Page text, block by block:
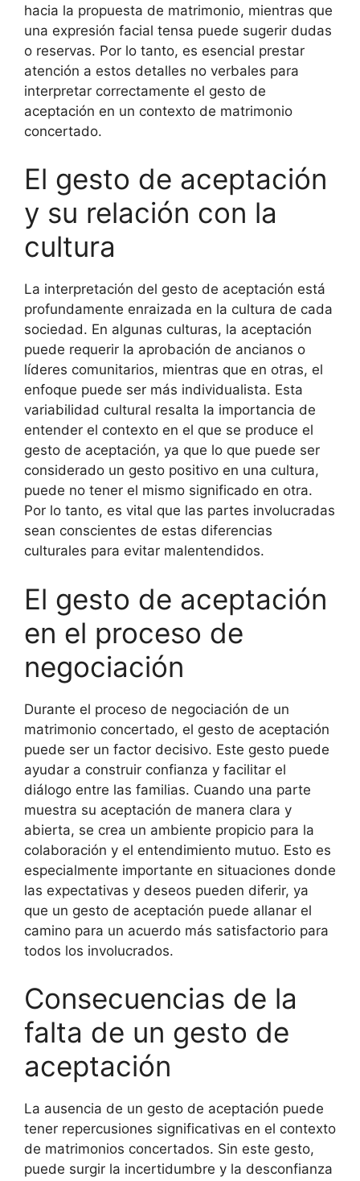
hacia la propuesta de matrimonio, mientras que
una expresión facial tensa puede sugerir dudas
o reservas. Por lo tanto, es esencial prestar
atención a estos detalles no verbales para
interpretar correctamente el gesto de
aceptación en un contexto de matrimonio
concertado.
El gesto de aceptación
y su relación con la
cultura
La interpretación del gesto de aceptación está
profundamente enraizada en la cultura de cada
sociedad. En algunas culturas, la aceptación
puede requerir la aprobación de ancianos o
líderes comunitarios, mientras que en otras, el
enfoque puede ser más individualista. Esta
variabilidad cultural resalta la importancia de
entender el contexto en el que se produce el
gesto de aceptación, ya que lo que puede ser
considerado un gesto positivo en una cultura,
puede no tener el mismo significado en otra.
Por lo tanto, es vital que las partes involucradas
sean conscientes de estas diferencias
culturales para evitar malentendidos.
El gesto de aceptación
en el proceso de
negociación
Durante el proceso de negociación de un
matrimonio concertado, el gesto de aceptación
puede ser un factor decisivo. Este gesto puede
ayudar a construir confianza y facilitar el
diálogo entre las familias. Cuando una parte
muestra su aceptación de manera clara y
abierta, se crea un ambiente propicio para la
colaboración y el entendimiento mutuo. Esto es
especialmente importante en situaciones donde
las expectativas y deseos pueden diferir, ya
que un gesto de aceptación puede allanar el
camino para un acuerdo más satisfactorio para
todos los involucrados.
Consecuencias de la
falta de un gesto de
aceptación
La ausencia de un gesto de aceptación puede
tener repercusiones significativas en el contexto
de matrimonios concertados. Sin este gesto,
puede surgir la incertidumbre y la desconfianza